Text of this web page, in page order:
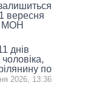
вересня
МОН
днів
по
2026, 13:36